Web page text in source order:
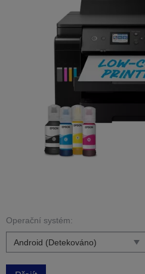
Operační systém: